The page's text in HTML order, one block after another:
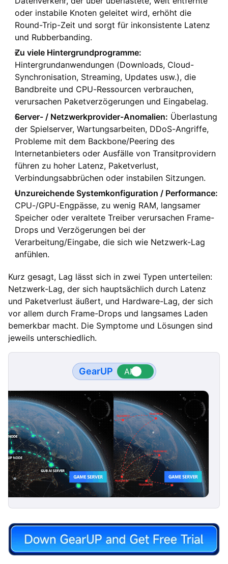
oder instabile Knoten geleitet wird, erhöht die
Round-Trip-Zeit und sorgt für inkonsistente Latenz
und Rubberbanding.
Zu viele Hintergrundprogramme:
Hintergrundanwendungen (Downloads, Cloud-
Synchronisation, Streaming, Updates usw.), die
Bandbreite und CPU-Ressourcen verbrauchen,
verursachen Paketverzögerungen und Eingabelag.
Server- / Netzwerkprovider-Anomalien: Überlastung
der Spielserver, Wartungsarbeiten, DDoS-Angriffe,
Probleme mit dem Backbone/Peering des
Internetanbieters oder Ausfälle von Transitprovidern
führen zu hoher Latenz, Paketverlust,
Verbindungsabbrüchen oder instabilen Sitzungen.
Unzureichende Systemkonfiguration / Performance:
CPU-/GPU-Engpässe, zu wenig RAM, langsamer
Speicher oder veraltete Treiber verursachen Frame-
Drops und Verzögerungen bei der
Verarbeitung/Eingabe, die sich wie Netzwerk-Lag
anfühlen.
Kurz gesagt, Lag lässt sich in zwei Typen unterteilen:
Netzwerk-Lag, der sich hauptsächlich durch Latenz
und Paketverlust äußert, und Hardware-Lag, der sich
vor allem durch Frame-Drops und langsames Laden
bemerkbar macht. Die Symptome und Lösungen sind
jeweils unterschiedlich.
GearUP